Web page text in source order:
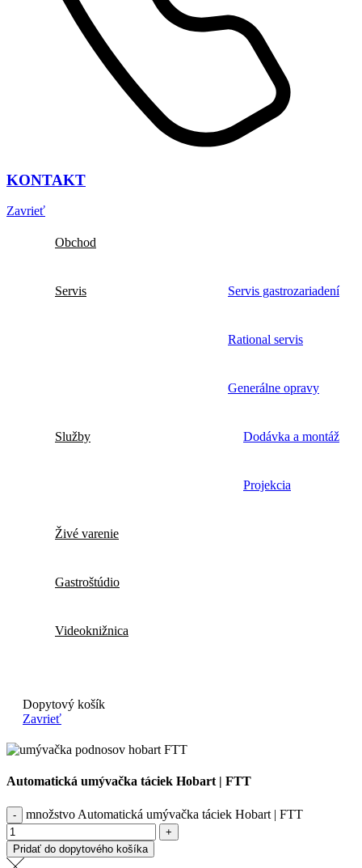
KONTAKT
Zavrieť
Obchod
Servis Servis gastrozariadení
Rational servis
Generálne opravy
Služby Dodávka a montáž
Projekcia
Živé varenie
Gastroštúdio
Videoknižnica
Dopytový košík
Zavrieť
Automatická umývačka táciek Hobart | FTT
množstvo Automatická umývačka táciek Hobart | FTT
Pridať do dopytového košíka